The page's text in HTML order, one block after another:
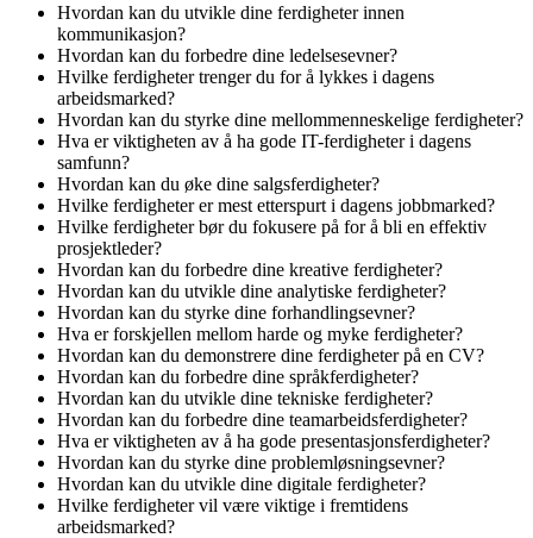
Hvordan kan du utvikle dine ferdigheter innen
kommunikasjon?
Hvordan kan du forbedre dine ledelsesevner?
Hvilke ferdigheter trenger du for å lykkes i dagens
arbeidsmarked?
Hvordan kan du styrke dine mellommenneskelige ferdigheter?
Hva er viktigheten av å ha gode IT-ferdigheter i dagens
samfunn?
Hvordan kan du øke dine salgsferdigheter?
Hvilke ferdigheter er mest etterspurt i dagens jobbmarked?
Hvilke ferdigheter bør du fokusere på for å bli en effektiv
prosjektleder?
Hvordan kan du forbedre dine kreative ferdigheter?
Hvordan kan du utvikle dine analytiske ferdigheter?
Hvordan kan du styrke dine forhandlingsevner?
Hva er forskjellen mellom harde og myke ferdigheter?
Hvordan kan du demonstrere dine ferdigheter på en CV?
Hvordan kan du forbedre dine språkferdigheter?
Hvordan kan du utvikle dine tekniske ferdigheter?
Hvordan kan du forbedre dine teamarbeidsferdigheter?
Hva er viktigheten av å ha gode presentasjonsferdigheter?
Hvordan kan du styrke dine problemløsningsevner?
Hvordan kan du utvikle dine digitale ferdigheter?
Hvilke ferdigheter vil være viktige i fremtidens
arbeidsmarked?